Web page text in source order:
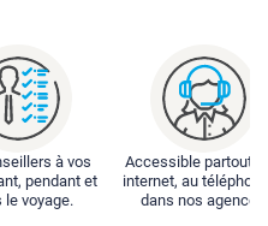
à vos
pendant et
le voyage.
Accessible partout :
internet, au
dans nos agences.